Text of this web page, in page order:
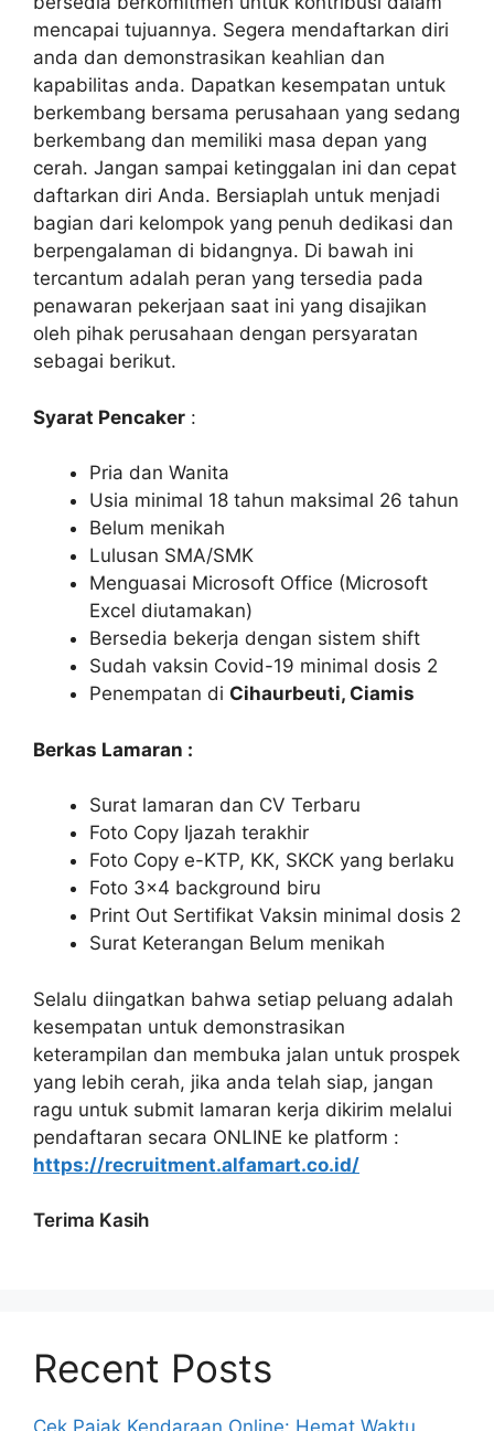
mencapai tujuannya. Segera mendaftarkan diri
anda dan demonstrasikan keahlian dan
kapabilitas anda. Dapatkan kesempatan untuk
berkembang bersama perusahaan yang sedang
berkembang dan memiliki masa depan yang
cerah. Jangan sampai ketinggalan ini dan cepat
daftarkan diri Anda. Bersiaplah untuk menjadi
bagian dari kelompok yang penuh dedikasi dan
berpengalaman di bidangnya. Di bawah ini
tercantum adalah peran yang tersedia pada
penawaran pekerjaan saat ini yang disajikan
oleh pihak perusahaan dengan persyaratan
sebagai berikut.
Syarat Pencaker :
Pria dan Wanita
Usia minimal 18 tahun maksimal 26 tahun
Belum menikah
Lulusan SMA/SMK
Menguasai Microsoft Office (Microsoft
Excel diutamakan)
Bersedia bekerja dengan sistem shift
Sudah vaksin Covid-19 minimal dosis 2
Penempatan di Cihaurbeuti, Ciamis
Berkas Lamaran :
Surat lamaran dan CV Terbaru
Foto Copy Ijazah terakhir
Foto Copy e-KTP, KK, SKCK yang berlaku
Foto 3×4 background biru
Print Out Sertifikat Vaksin minimal dosis 2
Surat Keterangan Belum menikah
Selalu diingatkan bahwa setiap peluang adalah
kesempatan untuk demonstrasikan
keterampilan dan membuka jalan untuk prospek
yang lebih cerah, jika anda telah siap, jangan
ragu untuk submit lamaran kerja dikirim melalui
pendaftaran secara ONLINE ke platform :
https://recruitment.alfamart.co.id/
Terima Kasih
Recent Posts
Cek Pajak Kendaraan Online: Hemat Waktu,